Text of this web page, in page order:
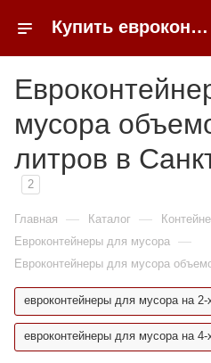
Купить евроконтейнеры для мусора 240 литров в Санкт-Петербурге | 0FFER
мусора
литров в
2
Главная — Каталог —
Евроконтейнеры для мусора —
Евроконтейнеры для мусора
евроконтейнеры для мусора на 2-
евроконтейнеры для мусора на 4-